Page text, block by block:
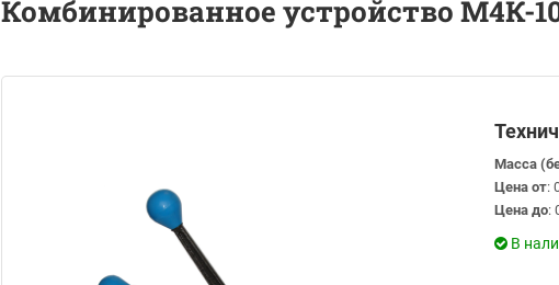
Комбинированное устройство М4К-
Масса
Цена от:
Цена до:
В